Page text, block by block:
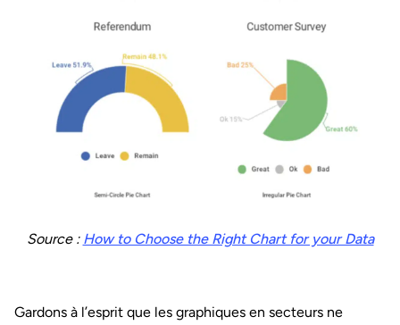
Source : How to Choose the Right Chart for your Data
Gardons à l’esprit que les graphiques en secteurs ne